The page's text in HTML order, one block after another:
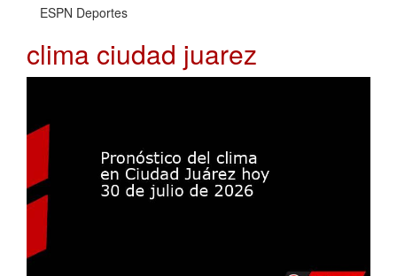
ESPN Deportes
clima ciudad juarez